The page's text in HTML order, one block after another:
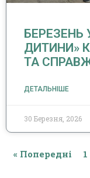
БЕРЕЗЕНЬ
ДИТИНИ»
ТА
ДЕТАЛЬНІШЕ
30 Березня, 2026
« Попередні 1